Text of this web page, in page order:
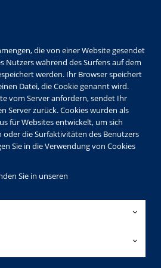
die von einer Website gesendet
Nutzers während des Surfens auf dem
werden. Ihr Browser speichert
Datei, die Cookie genannt wird.
vom Server anfordern, sendet Ihr
Server zurück. Cookies wurden als
für Websites entwickelt, um sich
die Surfaktivitäten des Benutzers
Sie in die Verwendung von Cookies
Sie in unseren